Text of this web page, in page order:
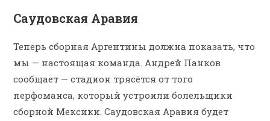
Саудовская Аравия
Теперь сборная Аргентины должна показать, что
мы — настоящая команда. Андрей Панков
сообщает — стадион трясётся от того
перфоманса, который устроили болельщики
сборной Мексики. Саудовская Аравия будет